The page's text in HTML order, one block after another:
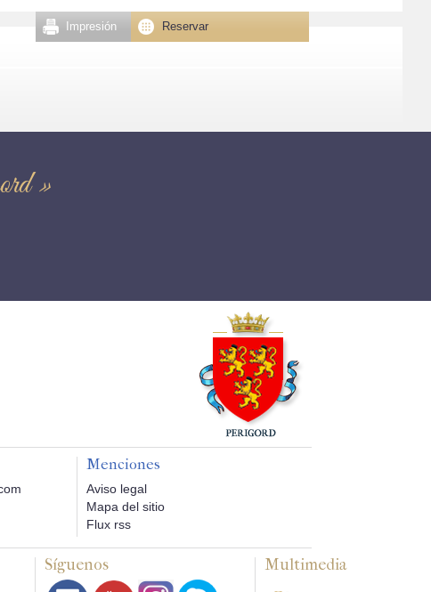
Reservar
Impresión
»
Menciones
Aviso legal
Mapa del sitio
Flux rss
Síguenos Multimedia